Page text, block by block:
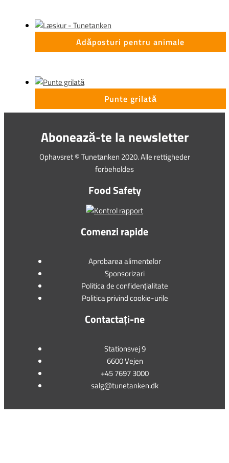
Adăposturi pentru animale
Punte grilată
Abonează-te la newsletter
Ophavsret © Tunetanken 2020. Alle rettigheder
forbeholdes
Food Safety
Comenzi rapide
Aprobarea alimentelor
Sponsorizari
Politica de confidențialitate
Politica privind cookie-urile
Contactați-ne
Stationsvej 9
6600 Vejen
+45 7697 3000
salg@tunetanken.dk